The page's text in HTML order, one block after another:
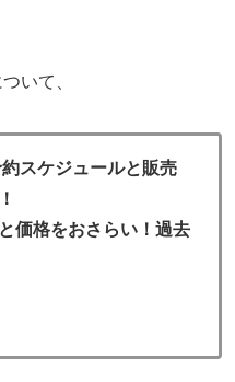
いて、
スケジュールと販売
価格をおさらい！過去